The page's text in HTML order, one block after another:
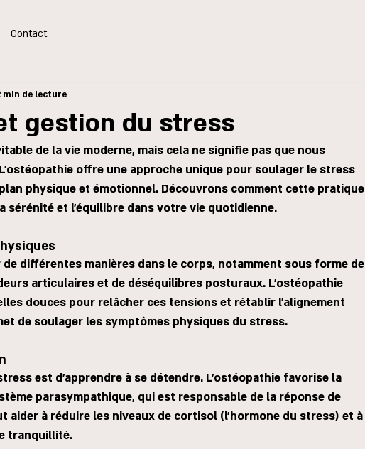
Contact
gestion du stress
min de lecture
de la vie moderne, mais cela ne signifie pas que nous
offre une approche unique pour soulager le stress
physique et émotionnel. Découvrons comment cette pratique
sérénité et l'équilibre dans votre vie quotidienne.
différentes manières dans le corps, notamment sous forme de
articulaires et de déséquilibres posturaux. L'ostéopathie
douces pour relâcher ces tensions et rétablir l'alignement
de soulager les symptômes physiques du stress.
est d'apprendre à se détendre. L'ostéopathie favorise la
parasympathique, qui est responsable de la réponse de
aider à réduire les niveaux de cortisol (l'hormone du stress) et à
tranquillité.